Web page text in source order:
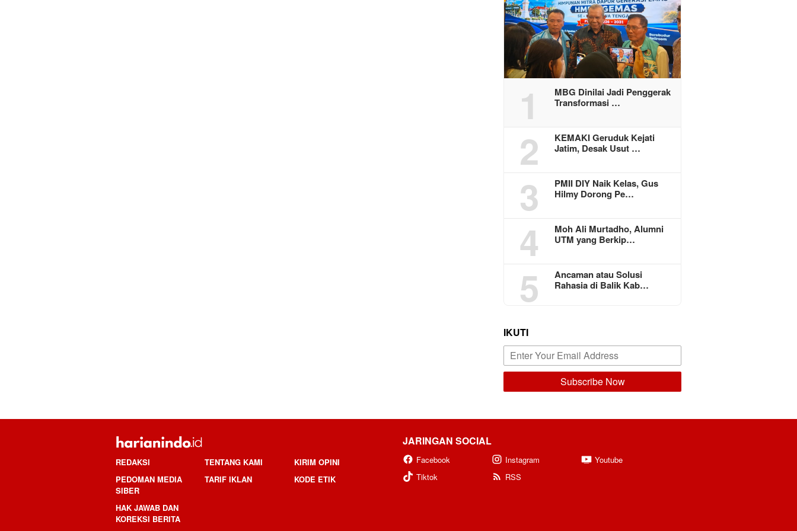
1
MBG Dinilai Jadi Penggerak
Transformasi …
2
KEMAKI Geruduk Kejati
Jatim, Desak Usut …
3
PMII DIY Naik Kelas, Gus
Hilmy Dorong Pe…
4
Moh Ali Murtadho, Alumni
UTM yang Berkip…
5
Ancaman atau Solusi
Rahasia di Balik Kab…
IKUTI
REDAKSI TENTANG KAMI
KIRIM OPINI
PEDOMAN MEDIA
SIBER
TARIF IKLAN KODE ETIK
HAK JAWAB DAN
KOREKSI BERITA
JARINGAN SOCIAL
Facebook Instagram
Youtube
Tiktok
RSS